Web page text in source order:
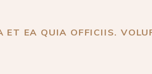
ET EA QUIA OFFICIIS.